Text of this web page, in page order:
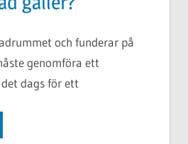
och funderar på
genomföra ett
dags för ett